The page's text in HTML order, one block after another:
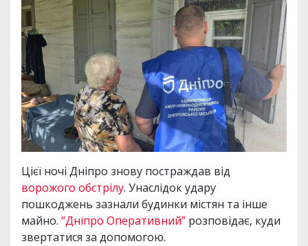
Цієї ночі Дніпро знову постраждав від
ворожого обстрілу. Унаслідок удару
пошкоджень зазнали будинки містян та інше
майно. “Дніпро Оперативний” розповідає, куди
звертатися за допомогою.